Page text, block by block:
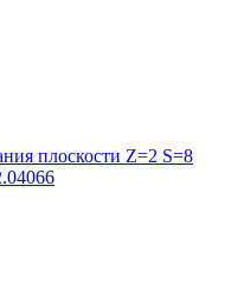
плоскости Z=2 S=8